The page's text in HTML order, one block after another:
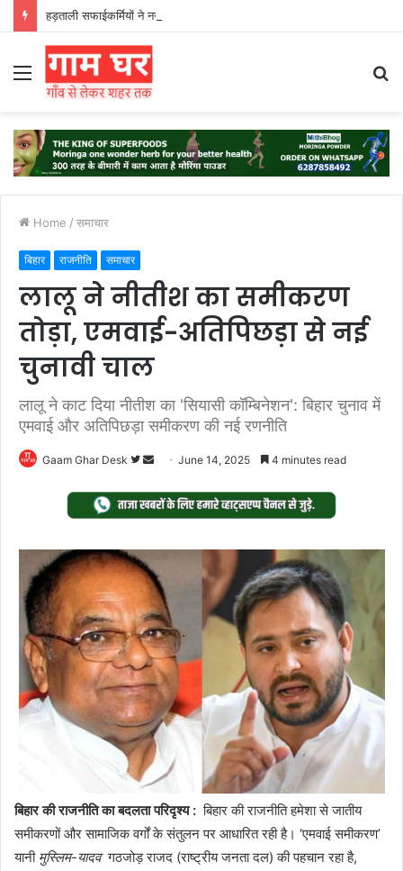
हड़ताली सफाईकर्मियों ने नगर निगम का घेराव किया’
Menu
Home / समाचार
बिहार राजनीति समाचार
लालू ने नीतीश का समीकरण
तोड़ा, एमवाई-अतिपिछड़ा से नई
चुनावी चाल
लालू ने काट दिया नीतीश का 'सियासी कॉम्बिनेशन': बिहार चुनाव में
एमवाई और अतिपिछड़ा समीकरण की नई रणनीति
Gaam Ghar Desk
Follow
Twitter
Send
email
June 14, 2025 4 minutes read
बिहार की राजनीति का बदलता परिदृश्य :बिहार की राजनीति हमेशा से जातीय
समीकरणों और सामाजिक वर्गों के संतुलन पर आधारित रही है। ‘एमवाई समीकरण’
यानी मुस्लिम-यादवगठजोड़ राजद (राष्ट्रीय जनता दल) की पहचान रहा है,